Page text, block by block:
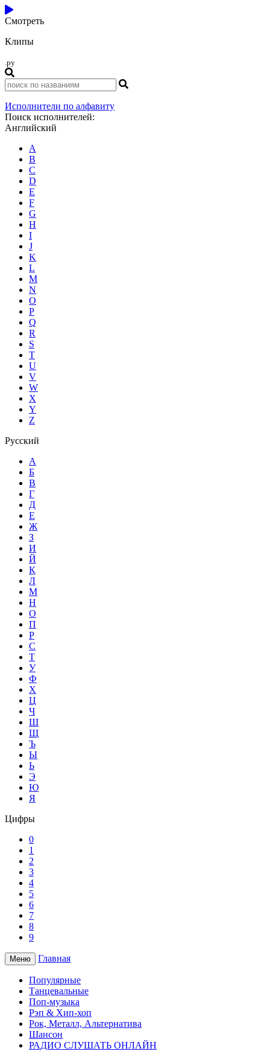
Смотреть
Клипы
.ру
Исполнители по алфавиту
Поиск исполнителей:
Английский
A
B
C
D
E
F
G
H
I
J
K
L
M
N
O
P
Q
R
S
T
U
V
W
X
Y
Z
Русский
А
Б
В
Г
Д
Е
Ж
З
И
Й
К
Л
М
Н
О
П
Р
С
Т
У
Ф
Х
Ц
Ч
Ш
Щ
Ъ
Ы
Ь
Э
Ю
Я
Цифры
0
1
2
3
4
5
6
7
8
9
Меню Главная
Популярные
Танцевальные
Поп-музыка
Рэп & Хип-хоп
Рок, Металл, Альтернатива
Шансон
РАДИО СЛУШАТЬ ОНЛАЙН